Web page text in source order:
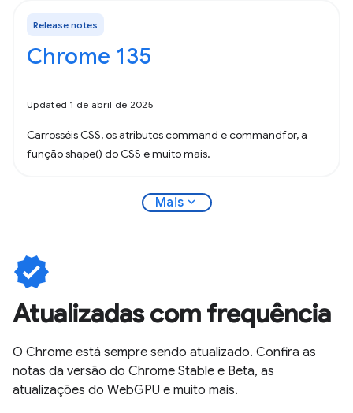
Release notes
Chrome 135
Updated 1 de abril de 2025
Carrosséis CSS, os atributos command e commandfor, a
função shape() do CSS e muito mais.
Mais expand_more
verified
Atualizadas com frequência
O Chrome está sempre sendo atualizado. Confira as
notas da versão do Chrome Stable e Beta, as
atualizações do WebGPU e muito mais.